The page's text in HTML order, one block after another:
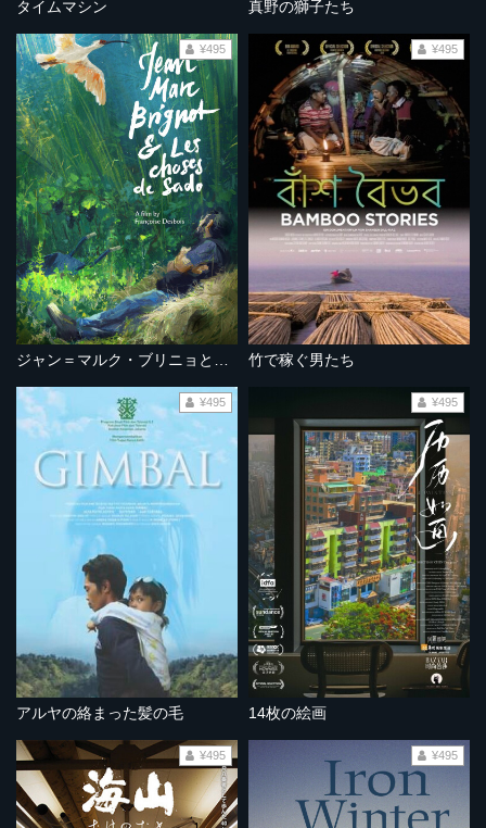
タイムマシン 真野の獅子たち
¥495
竹で稼ぐ男たち
¥495
アルヤの絡まった髪の毛
¥495
14枚の絵画
¥495
¥495 ¥495